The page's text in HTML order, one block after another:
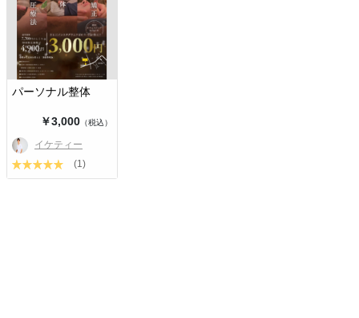
パーソナル整体
￥3,000（税込）
イケティー
(1)